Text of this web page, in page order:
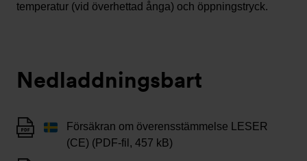
temperatur (vid överhettad ånga) och öppningstryck.
Nedladdningsbart
Försäkran om överensstämmelse LESER
(CE) (PDF-fil, 457 kB)